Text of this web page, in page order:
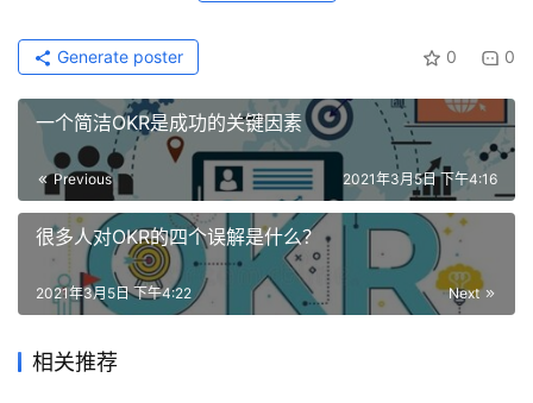
0 0
Generate poster
一个简洁OKR是成功的关键因素
Previous 2021年3月5日 下午4:16
很多人对OKR的四个误解是什么？
Next
2021年3月5日 下午4:22
相关推荐